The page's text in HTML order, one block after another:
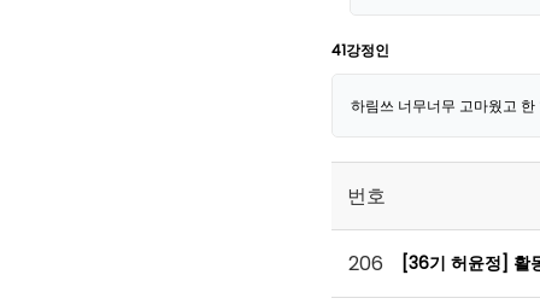
41강정인
하림쓰 너무너무 고마웠고
번호
206 [36기 허윤정] 활